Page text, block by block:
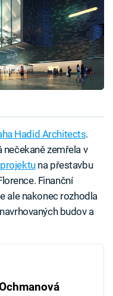
Hadid Architects.
zemřela v
na přestavbu
Finanční
ale nakonec rozhodla
budov a